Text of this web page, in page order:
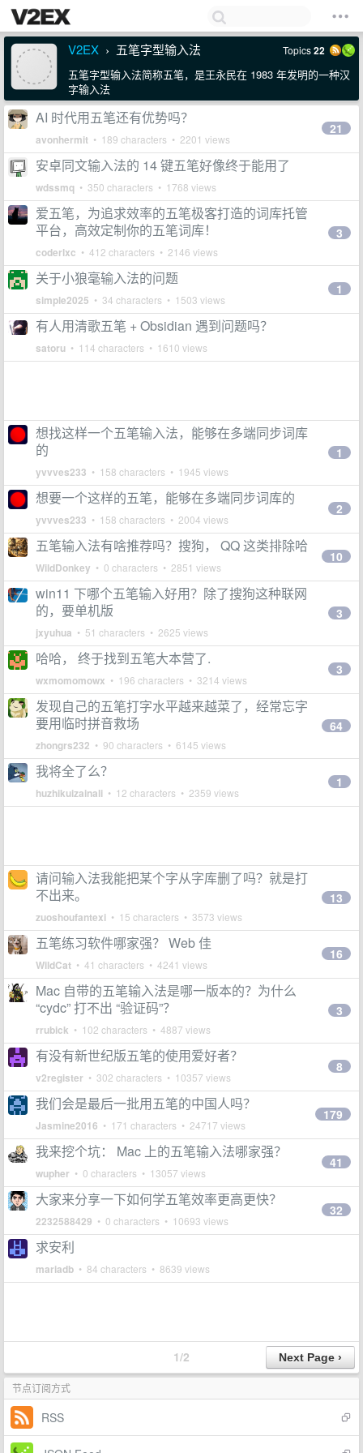
V2EX › 五笔字型输入法 Topics22
五笔字型输入法简称五笔，是王永民在 1983 年发明的一种汉
字输入法
AI 时代用五笔还有优势吗？
avonhermit • 189 characters • 2201 views
21
安卓同文输入法的 14 键五笔好像终于能用了
wdssmq • 350 characters • 1768 views
爱五笔，为追求效率的五笔极客打造的词库托管
平台，高效定制你的五笔词库！
coderlxc • 412 characters • 2146 views
3
关于小狼毫输入法的问题
simple2025 • 34 characters • 1503 views
1
有人用清歌五笔 + Obsidian 遇到问题吗？
satoru • 114 characters • 1610 views
想找这样一个五笔输入法，能够在多端同步词库
的
yvvves233 • 158 characters • 1945 views
1
想要一个这样的五笔，能够在多端同步词库的
yvvves233 • 158 characters • 2004 views
2
五笔输入法有啥推荐吗？搜狗， QQ 这类排除哈
WildDonkey • 0 characters • 2851 views
10
win11 下哪个五笔输入好用？除了搜狗这种联网
的，要单机版
jxyuhua • 51 characters • 2625 views
3
哈哈， 终于找到五笔大本营了.
wxmomomowx • 196 characters • 3214 views
3
发现自己的五笔打字水平越来越菜了，经常忘字
要用临时拼音救场
zhongrs232 • 90 characters • 6145 views
64
我将全了么？
huzhikuizainali • 12 characters • 2359 views
1
请问输入法我能把某个字从字库删了吗？就是打
不出来。
zuoshoufantexi • 15 characters • 3573 views
13
五笔练习软件哪家强？ Web 佳
WildCat • 41 characters • 4241 views
16
Mac 自带的五笔输入法是哪一版本的？为什么
“cydc” 打不出 “验证码”？
rrubick • 102 characters • 4887 views
3
有没有新世纪版五笔的使用爱好者？
v2register • 302 characters • 10357 views
8
我们会是最后一批用五笔的中国人吗？
Jasmine2016 • 171 characters • 24717 views
179
我来挖个坑： Mac 上的五笔输入法哪家强？
wupher • 0 characters • 13057 views
41
大家来分享一下如何学五笔效率更高更快？
2232588429 • 0 characters • 10693 views
32
求安利
mariadb • 84 characters • 8639 views
1/2
节点订阅方式
RSS